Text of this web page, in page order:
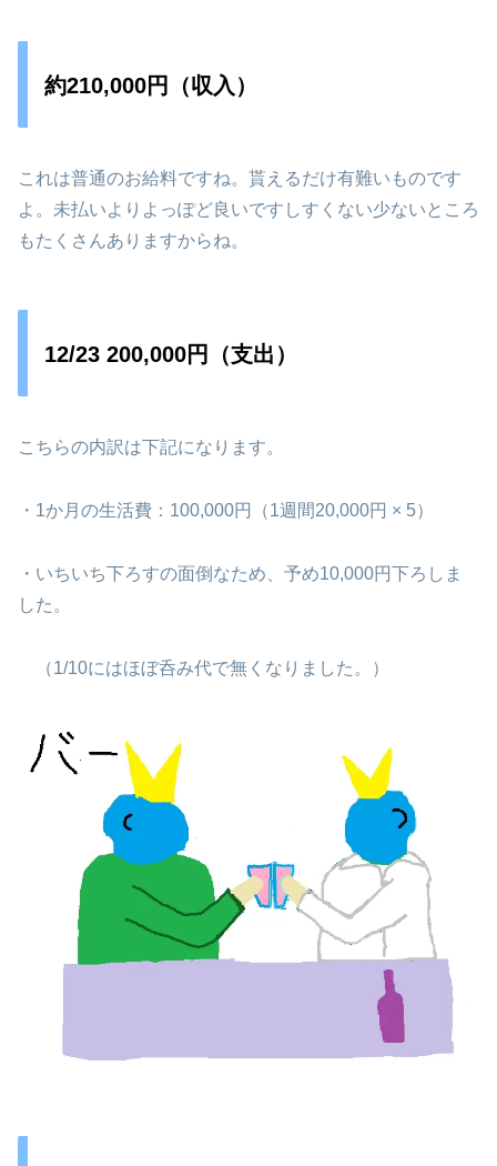
約210,000円（収入）
これは普通のお給料ですね。貰えるだけ有難いものです
よ。未払いよりよっぽど良いですしすくない少ないところ
もたくさんありますからね。
12/23 200,000円（支出）
こちらの内訳は下記になります。
・1か月の生活費：100,000円（1週間20,000円 × 5）
・いちいち下ろすの面倒なため、予め10,000円下ろしま
した。
（1/10にはほぼ呑み代で無くなりました。）